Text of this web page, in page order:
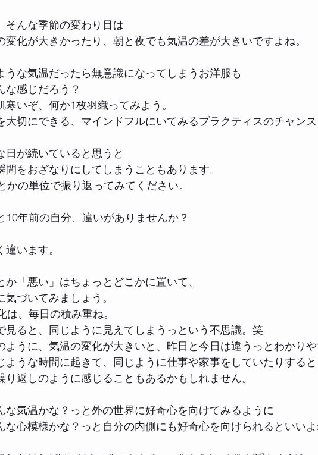
そんな季節の変わり目は
変化が大きかったり、朝と夜でも気温の差が大きいですよね。
うな気温だったら無意識になってしまうお洋服も
な感じだろう？
寒いぞ、何か1枚羽織ってみよう。
大切にできる、マインドフルにいてみるプラクティスのチャン
日が続いていると思うと
間をおざなりにしてしまうこともあります。
かの単位で振り返ってみてください。
10年前の自分、違いがありませんか？
います。
か「悪い」はちょっとどこかに置いて、
気づいてみましょう。
は、毎日の積み重ね。
見ると、同じように見えてしまうっという不思議。笑
ように、気温の変化が大きいと、昨日と今日は違うっとわかり
ような時間に起きて、同じように仕事や家事をしていたりすると
り返しのように感じることもあるかもしれません。
な気温かな？っと外の世界に好奇心を向けてみるように
な心模様かな？っと自分の内側にも好奇心を向けられるといい